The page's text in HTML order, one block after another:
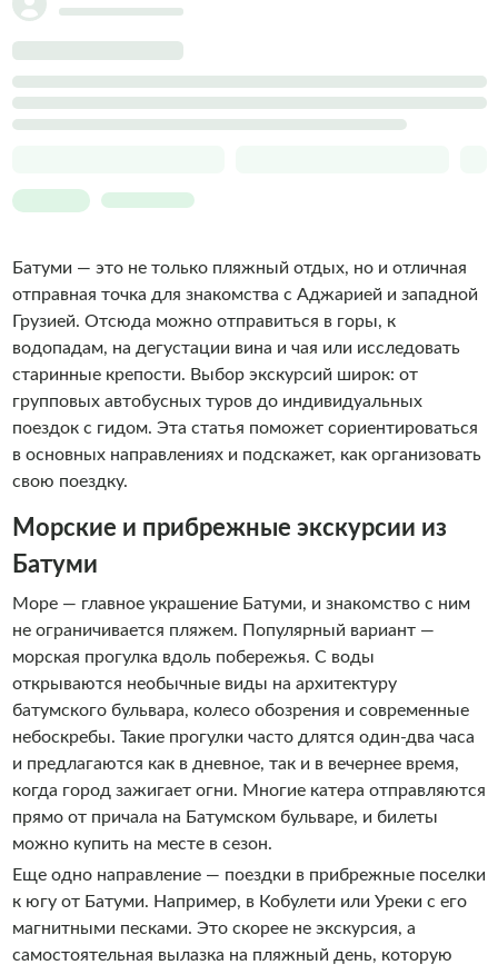
Батуми — это не только пляжный отдых, но и отличная
отправная точка для знакомства с Аджарией и западной
Грузией. Отсюда можно отправиться в горы, к
водопадам, на дегустации вина и чая или исследовать
старинные крепости. Выбор экскурсий широк: от
групповых автобусных туров до индивидуальных
поездок с гидом. Эта статья поможет сориентироваться
в основных направлениях и подскажет, как организовать
свою поездку.
Морские и прибрежные экскурсии из
Батуми
Море — главное украшение Батуми, и знакомство с ним
не ограничивается пляжем. Популярный вариант —
морская прогулка вдоль побережья. С воды
открываются необычные виды на архитектуру
батумского бульвара, колесо обозрения и современные
небоскребы. Такие прогулки часто длятся один-два часа
и предлагаются как в дневное, так и в вечернее время,
когда город зажигает огни. Многие катера отправляются
прямо от причала на Батумском бульваре, и билеты
можно купить на месте в сезон.
Еще одно направление — поездки в прибрежные поселки
к югу от Батуми. Например, в Кобулети или Уреки с его
магнитными песками. Это скорее не экскурсия, а
самостоятельная вылазка на пляжный день, которую